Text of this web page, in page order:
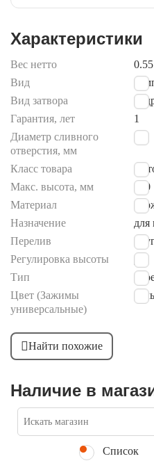
Характеристики
Вес нетто
0.55
Вид
Вид затвора
Гарантия, лет
1
Диаметр сливного
отверстия, мм
52
Класс товара
Макс. высота, мм
720
Материал
Назначение
для
Перелив
Регулировка высоты
Да
Тип
Цвет (Зажимы
универсальные)
Найти похожие
Наличие в
Список